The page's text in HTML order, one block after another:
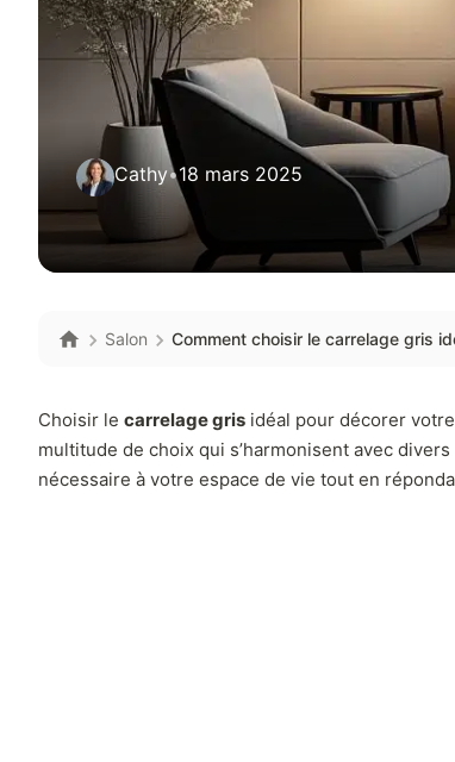
Cathy•18 mars 2025
Salon Comment choisir le carrelage gris
Choisir le carrelage gris idéal pour décorer
multitude de choix qui s’harmonisent avec
nécessaire à votre espace de vie tout en